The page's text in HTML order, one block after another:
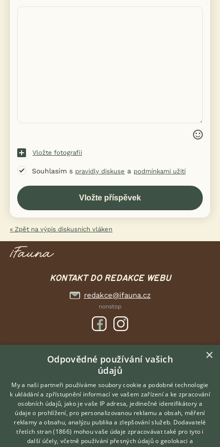
Vložte fotografii
Souhlasím s pravidly diskuse a podmínkami užití
« Zpět na výpis diskusních vláken
KONTAKT DO REDAKCE WEBU
redakce@ifauna.cz
nonstop
DOMOVSKÁ STRÁNKA
INZERCE
DISKUSE
ČLÁNKY
O nás
KontaktHledáte zvířecího kamaráda?
Zdarma vám poradí
×
Odpovědné používání vašich
údajů
My a naši partneři používáme soubory cookie a podobné technologie
k ukládání a zpřístupnění informací ve vašem zařízení a ke zpracování
osobních údajů, jako je vaše IP adresa, jedinečné identifikátory a
údaje o prohlížení, pro personalizovanou reklamu a obsah, měření
reklamy a obsahu, analýzu publika a zlepšování služeb. Dodavatelé
třetích stran (1866) mohou vaše údaje zpracovávat také pro tyto i
další účely, včetně používání přesných údajů o geolokaci a